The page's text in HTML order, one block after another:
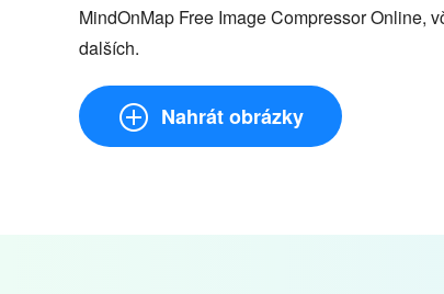
MindOnMap Free Image Compressor Online,
dalších.
Nahrát obrázky